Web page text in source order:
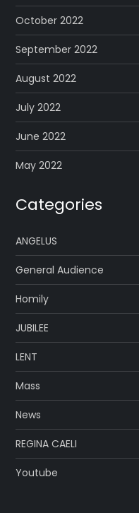
October 2022
September 2022
August 2022
July 2022
June 2022
May 2022
Categories
ANGELUS
General Audience
Homily
JUBILEE
LENT
Mass
News
REGINA CAELI
Youtube